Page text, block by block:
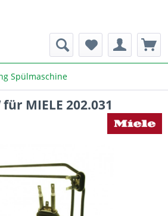
Spülmaschine
MIELE 202.031